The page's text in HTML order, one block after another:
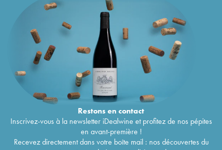
Restons encontact
Inscrivez-vous à la newsletter iDealwine et profitez de nos pépites
en avant-première !
Recevez directement dans votre boîte mail : nos découvertes du